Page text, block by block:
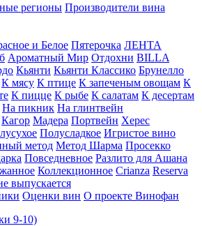
регионы Производители вина
и Белое Пятерочка ЛЕНТА
Ароматный Мир Отдохни BILLA
Кьянти Кьянти Классико Брунелло
К мясу К птице К запеченым овощам К
К пицце К рыбе К салатам К десертам
На пикник На глинтвейн
Кагор Мадера Портвейн Херес
Полусладкое Игристое вино
метод Метод Шарма Просекко
Повседневное Разлито для Ашана
Коллекционное Crianza Reserva
выпускается
Оценки вин О проекте Винофан
9-10)